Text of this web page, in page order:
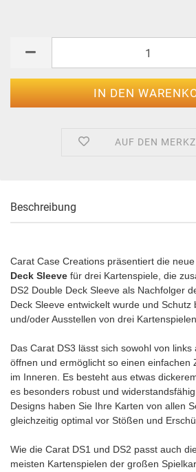
AUF DEN
Beschreibung
Carat Case Creations präsentiert die neue
Deck Sleeve für drei Kartenspiele, die
DS2 Double Deck Sleeve als Nachfolger
Deck Sleeve entwickelt wurde und Schutz
und/oder Ausstellen von drei
Das Carat DS3 lässt sich sowohl von
öffnen und ermöglicht so einen einfachen
im Inneren. Es besteht aus etwas
es besonders robust und
Designs haben Sie Ihre Karten von allen
gleichzeitig optimal vor Stößen und
Wie die Carat DS1 und DS2 passt auch
meisten Kartenspielen der großen